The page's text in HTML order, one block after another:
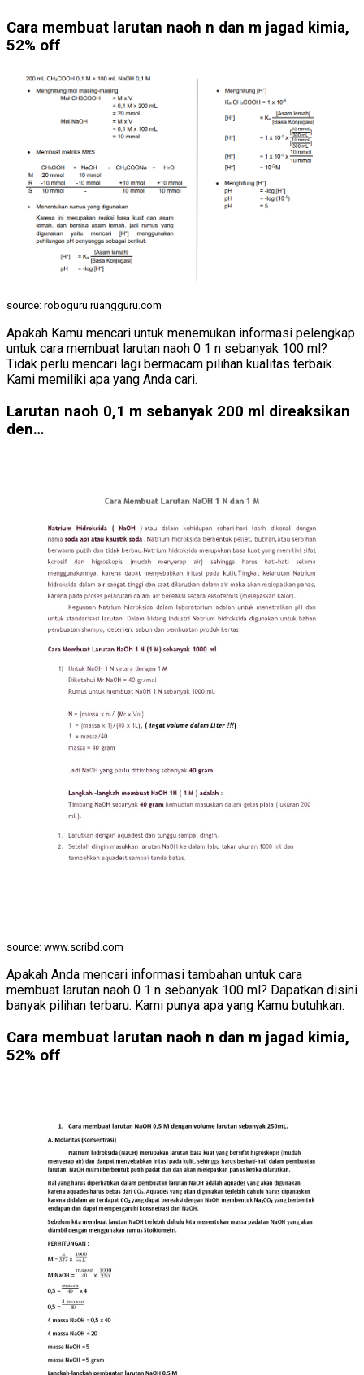
Cara membuat larutan naoh n dan m jagad kimia,
52% off
source: roboguru.ruangguru.com
Apakah Kamu mencari untuk menemukan informasi pelengkap
untuk cara membuat larutan naoh 0 1 n sebanyak 100 ml?
Tidak perlu mencari lagi bermacam pilihan kualitas terbaik.
Kami memiliki apa yang Anda cari.
Larutan naoh 0,1 m sebanyak 200 ml direaksikan
den…
source: www.scribd.com
Apakah Anda mencari informasi tambahan untuk cara
membuat larutan naoh 0 1 n sebanyak 100 ml? Dapatkan disini
banyak pilihan terbaru. Kami punya apa yang Kamu butuhkan.
Cara membuat larutan naoh n dan m jagad kimia,
52% off